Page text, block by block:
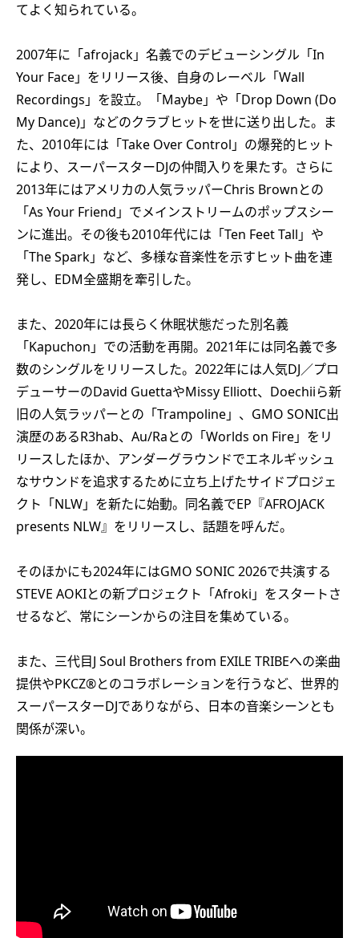
てよく知られている。
2007年に「afrojack」名義でのデビューシングル「In
Your Face」をリリース後、自身のレーベル「Wall
Recordings」を設立。「Maybe」や「Drop Down (Do
My Dance)」などのクラブヒットを世に送り出した。ま
た、2010年には「Take Over Control」の爆発的ヒット
により、スーパースターDJの仲間入りを果たす。さらに
2013年にはアメリカの人気ラッパーChris Brownとの
「As Your Friend」でメインストリームのポップスシー
ンに進出。その後も2010年代には「Ten Feet Tall」や
「The Spark」など、多様な音楽性を示すヒット曲を連
発し、EDM全盛期を牽引した。
また、2020年には長らく休眠状態だった別名義
「Kapuchon」での活動を再開。2021年には同名義で多
数のシングルをリリースした。2022年には人気DJ／プロ
デューサーのDavid GuettaやMissy Elliott、Doechiiら新
旧の人気ラッパーとの「Trampoline」、GMO SONIC出
演歴のあるR3hab、Au/Raとの「Worlds on Fire」をリ
リースしたほか、アンダーグラウンドでエネルギッシュ
なサウンドを追求するために立ち上げたサイドプロジェ
クト「NLW」を新たに始動。同名義でEP『AFROJACK
presents NLW』をリリースし、話題を呼んだ。
そのほかにも2024年にはGMO SONIC 2026で共演する
STEVE AOKIとの新プロジェクト「Afroki」をスタートさ
せるなど、常にシーンからの注目を集めている。
また、三代目J Soul Brothers from EXILE TRIBEへの楽曲
提供やPKCZ®とのコラボレーションを行うなど、世界的
スーパースターDJでありながら、日本の音楽シーンとも
関係が深い。